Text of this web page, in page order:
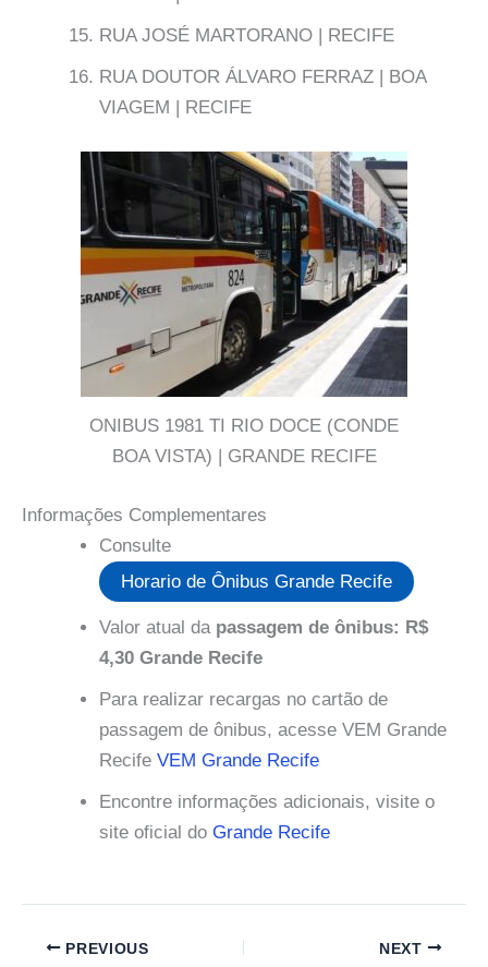
RUA JOSÉ MARTORANO | RECIFE
RUA DOUTOR ÁLVARO FERRAZ | BOA
VIAGEM | RECIFE
ONIBUS 1981 TI RIO DOCE (CONDE
BOA VISTA) | GRANDE RECIFE
Informações Complementares
Consulte
Horario de Ônibus Grande Recife
Valor atual da passagem de ônibus: R$
4,30 Grande Recife
Para realizar recargas no cartão de
passagem de ônibus, acesse VEM Grande
Recife VEM Grande Recife
Encontre informações adicionais, visite o
site oficial do Grande Recife
PREVIOUS NEXT